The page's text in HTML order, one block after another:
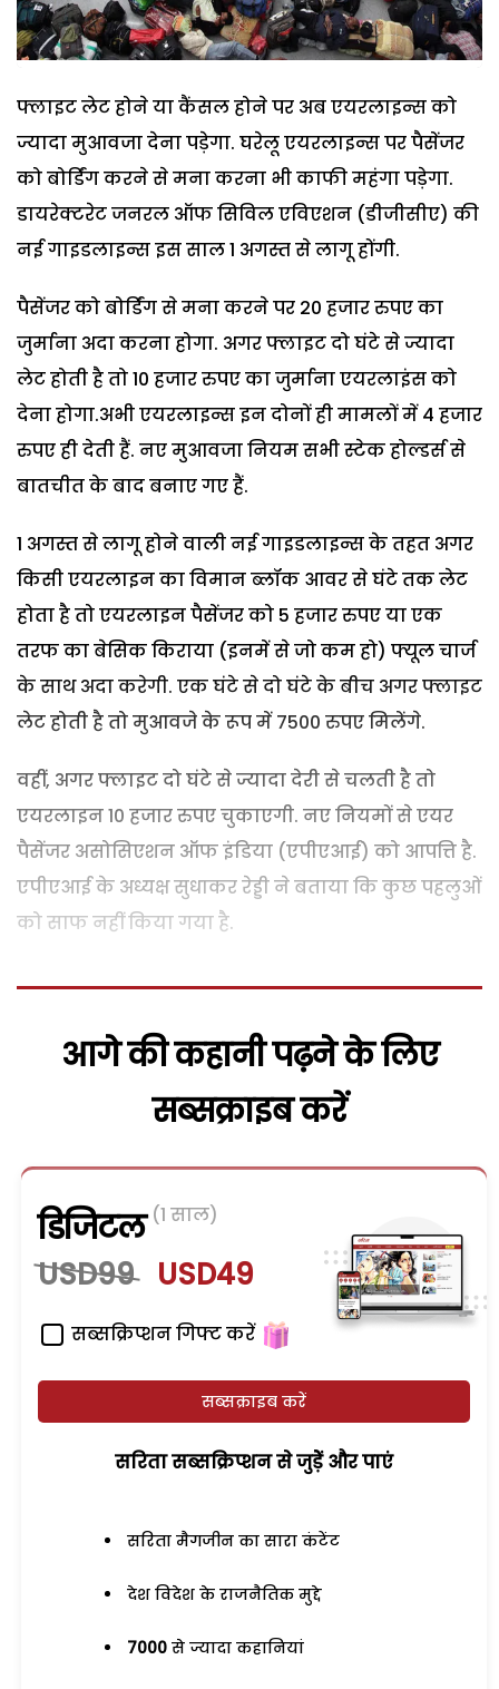
फ्लाइट लेट होने या कैंसल होने पर अब एयरलाइन्स को
ज्यादा मुआवजा देना पड़ेगा. घरेलू एयरलाइन्स पर पैसेंजर
को बोर्डिंग करने से मना करना भी काफी महंगा पड़ेगा.
डायरेक्टरेट जनरल ऑफ सिविल एविएशन (डीजीसीए) की
नई गाइडलाइन्स इस साल 1 अगस्त से लागू होंगी.
पैसेंजर को बोर्डिंग से मना करने पर 20 हजार रुपए का
जुर्माना अदा करना होगा. अगर फ्लाइट दो घंटे से ज्यादा
लेट होती है तो 10 हजार रुपए का जुर्माना एयरलाइंस को
देना होगा.अभी एयरलाइन्स इन दोनों ही मामलों में 4 हजार
रुपए ही देती हैं. नए मुआवजा नियम सभी स्टेक होल्डर्स से
बातचीत के बाद बनाए गए हैं.
1 अगस्त से लागू होने वाली नई गाइडलाइन्स के तहत अगर
किसी एयरलाइन का विमान ब्लॉक आवर से घंटे तक लेट
होता है तो एयरलाइन पैसेंजर को 5 हजार रुपए या एक
तरफ का बेसिक किराया (इनमें से जो कम हो) फ्यूल चार्ज
के साथ अदा करेगी. एक घंटे से दो घंटे के बीच अगर फ्लाइट
लेट होती है तो मुआवजे के रूप में 7500 रुपए मिलेंगे.
वहीं, अगर फ्लाइट दो घंटे से ज्यादा देरी से चलती है तो
एयरलाइन 10 हजार रुपए चुकाएगी. नए नियमों से एयर
पैसेंजर असोसिएशन ऑफ इंडिया (एपीएआई) को आपत्ति है.
एपीएआई के अध्यक्ष सुधाकर रेड्डी ने बताया कि कुछ पहलुओं
को साफ नहीं किया गया है.
आगे की कहानी पढ़ने के लिए
सब्सक्राइब करें
डिजिटल (1 साल)
USD99 USD49
सब्सक्रिप्शन गिफ्ट करें
सब्सक्राइब करें
सरिता सब्सक्रिप्शन से जुड़ेें और पाएं
सरिता मैगजीन का सारा कंटेंट
देश विदेश के राजनैतिक मुद्दे
7000 से ज्यादा कहानियां